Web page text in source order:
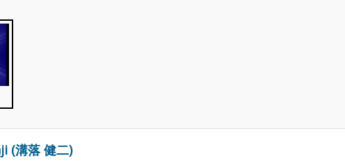
(溝落 健二)